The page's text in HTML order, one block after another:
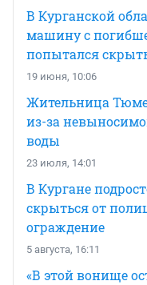
В Курганской
машину с
попытался
19 июня, 10:06
Жительница
из-за
воды
23 июля, 14:01
В Кургане
скрыться от
ограждение
5 августа, 16:11
«В этой вонище